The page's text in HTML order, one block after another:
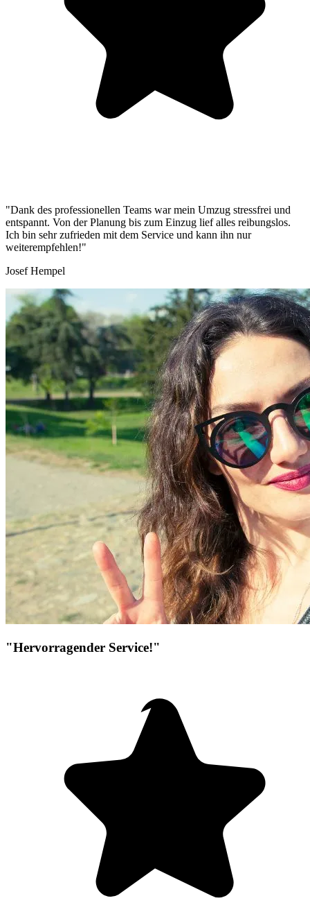
"Dank des professionellen Teams war mein Umzug stressfrei und
entspannt. Von der Planung bis zum Einzug lief alles reibungslos.
Ich bin sehr zufrieden mit dem Service und kann ihn nur
weiterempfehlen!"
Josef Hempel
"Hervorragender Service!"